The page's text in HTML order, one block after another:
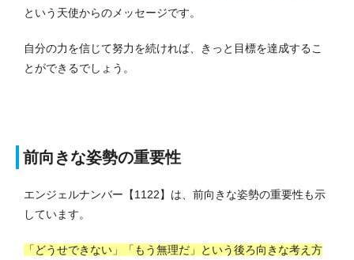
という天使からのメッセージです。
自分の力を信じて努力を続ければ、きっと目標を達成するこ
とができるでしょう。
前向きな姿勢の重要性
エンジェルナンバー【1122】は、前向きな姿勢の重要性も示
しています。
「どうせできない」「もう無理だ」という後ろ向きな考え方